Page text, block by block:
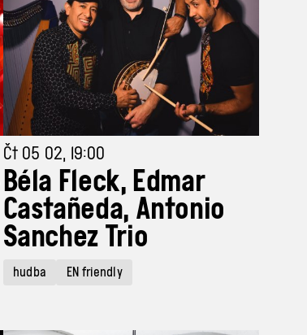
Čt 05 02, 19:00
Béla Fleck, Edmar
Castañeda, Antonio
Sanchez Trio
hudba EN friendly